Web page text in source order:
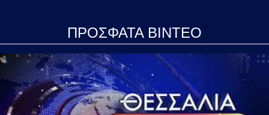
ΠΡΟΣΦΑΤΑ ΒΙΝΤΕΟ